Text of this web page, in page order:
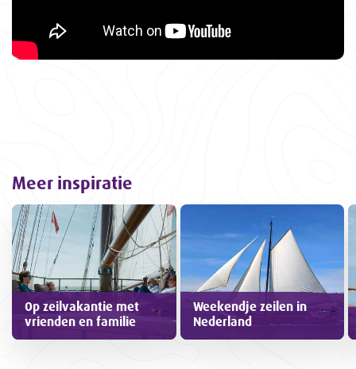
Meer inspiratie
Op zeilvakantie met
vrienden en familie
Weekendje zeilen in
Nederland